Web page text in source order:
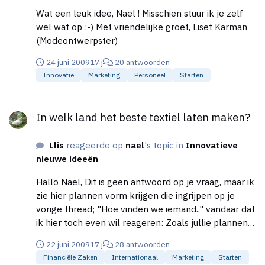
uitgelezen kans is voor ons werk met de huismussen.
Maar ik denk : ook voor een van jullie.
weten als je dit gaat op pakken, want dan kunnen
we je dakpannen binnen onze kolonie Huismussen
gaan testen, en bij goed gevolg adviseren bij
renovaties en dergelijken. Heel veel succes met de
ondernemingen !!! Met vriendelijke groet, Liset
Karman Stichting Witte Mus Andijk Voor de
Mus: Ook nog even de link naar het stuk dat VROM
http://www.vrom.nl/pagina.html?id=22920
Wat een leuk idee, Nael ! Misschien stuur ik je zelf
wel wat op :-) Met vriendelijke groet, Liset Karman
(Modeontwerpster)
24 juni 200917 j 20 antwoorden
Innovatie Marketing Personeel Starten
In welk land het beste textiel laten maken?
Llis reageerde op nael's topic in Innovatieve
nieuwe ideeën
Hallo Nael, Dit is geen antwoord op je vraag, maar ik
zie hier plannen vorm krijgen die ingrijpen op je
vorige thread; "Hoe vinden we iemand.." vandaar dat
ik hier toch even wil reageren: Zoals jullie plannen
een ontwerpster overkill zijn, en een onnodige
22 juni 200917 j 28 antwoorden
Financiële Zaken Internationaal Marketing Starten